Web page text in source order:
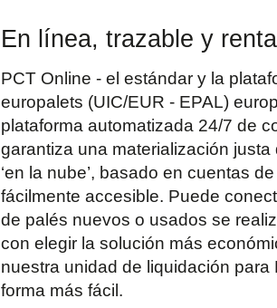
En línea, trazable y
PCT Online - el estándar y la
europalets (UIC/EUR - EPAL)
plataforma automatizada 24/7 de
garantiza una materialización
‘en la nube’, basado en cuentas
fácilmente accesible. Puede
de palés nuevos o usados se
con elegir la solución más
nuestra unidad de liquidación
forma más fácil.